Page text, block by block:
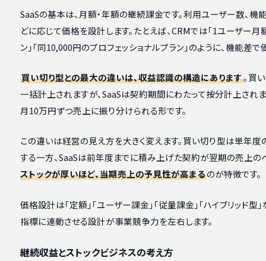
SaaSの基本は、月額・年額の継続課金です。利用ユーザー数、機
どに応じて価格を設計します。たとえば、CRMでは「1ユーザー
ン」「同10,000円のプロフェッショナルプラン」のように、機能差
買い切り型との最大の違いは、収益認識の構造にあります。買
一括計上されますが、SaaSは契約期間にわたって按分計上され
月10万円ずつ売上に振り分けられる形です。
この違いは経営の見え方を大きく変えます。買い切り型は単年
する一方、SaaSは前年度までに積み上げた契約が翌期の売上の
ストックが厚いほど、当期売上の予見性が高まるのが特徴です。
価格設計は「定額」「ユーザー課金」「従量課金」「ハイブリッド型
指標に連動させる設計が事業競争力を左右します。
継続収益とストックビジネスの考え方